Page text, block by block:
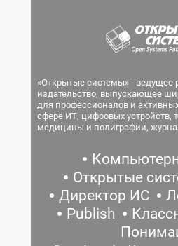
«Открытые системы» - ведущее
издательство, выпускающее
для профессионалов и
сфере ИТ, цифровых устройств,
медицины и полиграфии,
Открытые
Директор ИС
Publish